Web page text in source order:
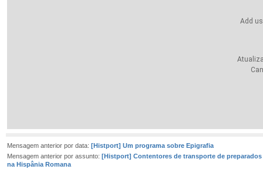
Add
Mensagem anterior por data: [Histport] Um programa sobre Epigrafia
Mensagem anterior por assunto: [Histport] Contentores de transporte de preparados
na Hispânia Romana